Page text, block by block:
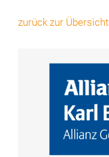
zurück zur Übersicht